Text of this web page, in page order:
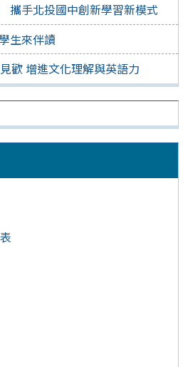
手北投國中創新學習新模式
生來伴讀
歡 增進文化理解與英語力